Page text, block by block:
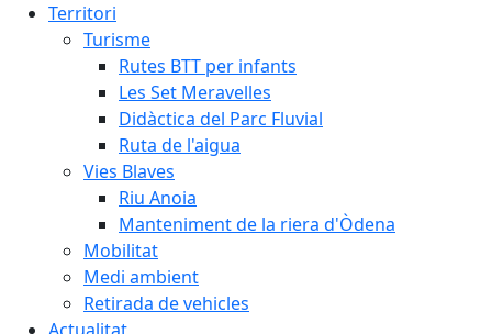
Territori
Turisme
Rutes BTT per infants
Les Set Meravelles
Didàctica del Parc Fluvial
Ruta de l'aigua
Vies Blaves
Riu Anoia
Manteniment de la riera d'Òdena
Mobilitat
Medi ambient
Retirada de vehicles